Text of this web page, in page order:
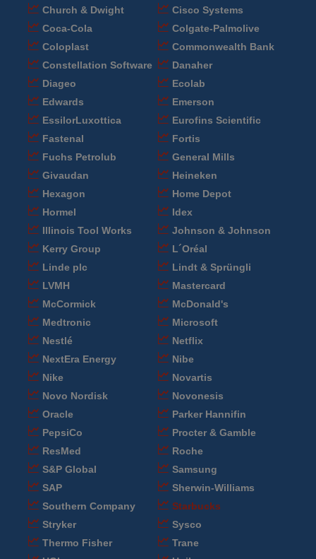
Church & Dwight
Cisco Systems
Coca-Cola
Colgate-Palmolive
Coloplast
Commonwealth Bank
Constellation Software
Danaher
Diageo
Ecolab
Edwards
Emerson
EssilorLuxottica
Eurofins Scientific
Fastenal
Fortis
Fuchs Petrolub
General Mills
Givaudan
Heineken
Hexagon
Home Depot
Hormel
Idex
Illinois Tool Works
Johnson & Johnson
Kerry Group
L´Oréal
Linde plc
Lindt & Sprüngli
LVMH
Mastercard
McCormick
McDonald's
Medtronic
Microsoft
Nestlé
Netflix
NextEra Energy
Nibe
Nike
Novartis
Novo Nordisk
Novonesis
Oracle
Parker Hannifin
PepsiCo
Procter & Gamble
ResMed
Roche
S&P Global
Samsung
SAP
Sherwin-Williams
Southern Company
Starbucks
Stryker
Sysco
Thermo Fisher
Trane